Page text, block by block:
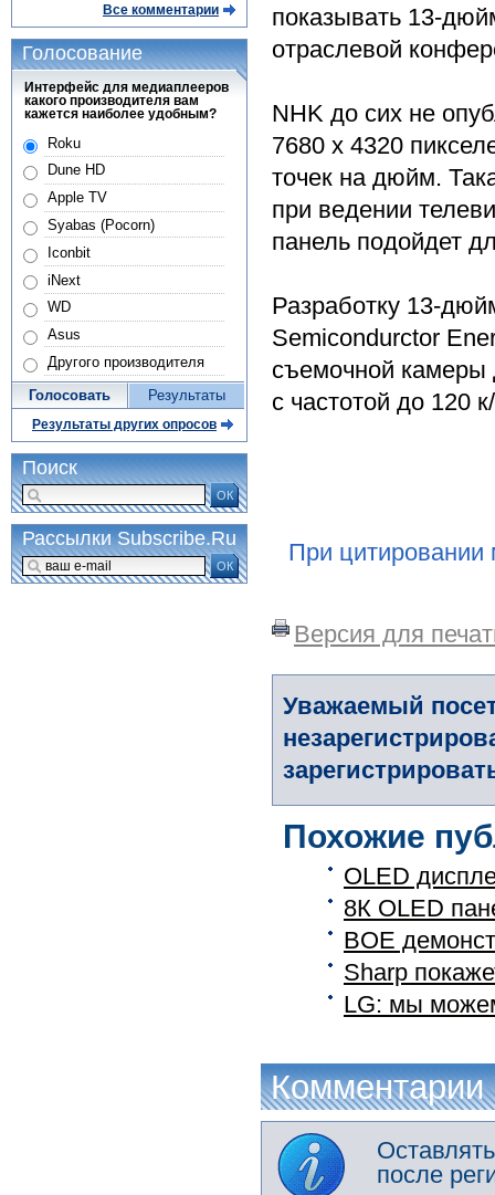
показывать 13-
отраслевой
NHK до сих не
7680 х 4320
точек на дюйм.
при ведении
панель подойдет
Разработку 13-
Semicondurctor
съемочной камеры
с частотой до 120
При цитировании
Версия для
Уважаемый
Похожие
OLED
8К OLED
BOE
Sharp
LG: мы
Комментарии
после
Все комментарии
Голосование
Интерфейс для медиаплееров
какого производителя вам
кажется наиболее удобным?
Roku
Dune HD
Apple TV
Syabas (Pocorn)
Iconbit
iNext
WD
Asus
Другого производителя
Голосовать Результаты
Результаты других опросов
Поиск
ОК
Рассылки Subscribe.Ru
ОК